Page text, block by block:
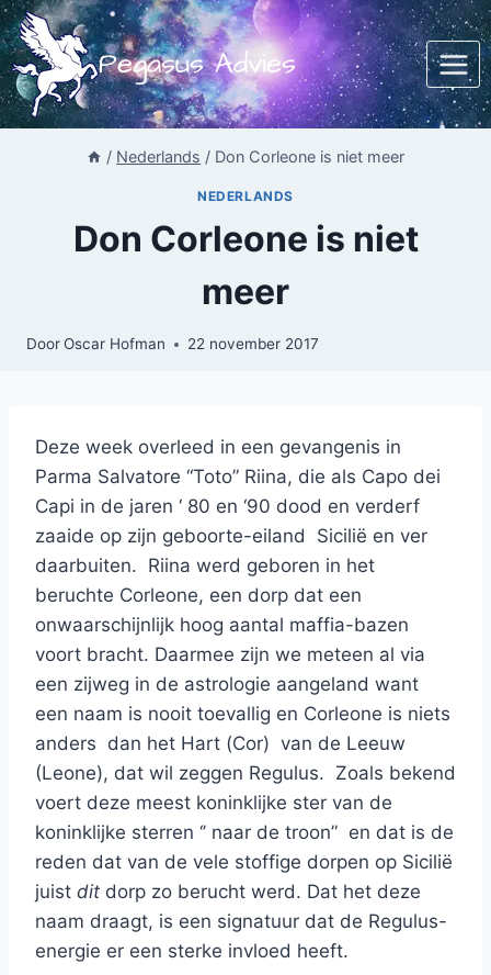
Doorgaan
naar
inhoud
Pegasus Advies
/ Nederlands / Don Corleone is niet meer
NEDERLANDS
Don Corleone is niet
meer
DoorOscar Hofman 22 november 2017
Deze week overleed in een gevangenis in
Parma Salvatore “Toto” Riina, die als Capo dei
Capi in de jaren ‘ 80 en ‘90 dood en verderf
zaaide op zijn geboorte-eiland Sicilië en ver
daarbuiten. Riina werd geboren in het
beruchte Corleone, een dorp dat een
onwaarschijnlijk hoog aantal maffia-bazen
voort bracht. Daarmee zijn we meteen al via
een zijweg in de astrologie aangeland want
een naam is nooit toevallig en Corleone is niets
anders dan het Hart (Cor) van de Leeuw
(Leone), dat wil zeggen Regulus. Zoals bekend
voert deze meest koninklijke ster van de
koninklijke sterren ‘’ naar de troon” en dat is de
reden dat van de vele stoffige dorpen op Sicilië
juist dit dorp zo berucht werd. Dat het deze
naam draagt, is een signatuur dat de Regulus-
energie er een sterke invloed heeft.